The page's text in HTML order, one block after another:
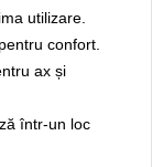
utilizare.
confort.
ax și
într-un loc